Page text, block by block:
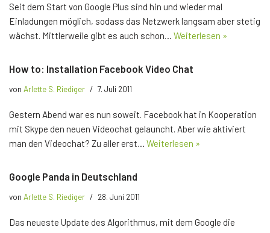
Seit dem Start von Google Plus sind hin und wieder mal
Einladungen möglich, sodass das Netzwerk langsam aber stetig
wächst. Mittlerweile gibt es auch schon… Weiterlesen »
How to: Installation Facebook Video Chat
von Arlette S. Riediger 7. Juli 2011
Gestern Abend war es nun soweit. Facebook hat in Kooperation
mit Skype den neuen Videochat gelauncht. Aber wie aktiviert
man den Videochat? Zu aller erst… Weiterlesen »
Google Panda in Deutschland
von Arlette S. Riediger 28. Juni 2011
Das neueste Update des Algorithmus, mit dem Google die